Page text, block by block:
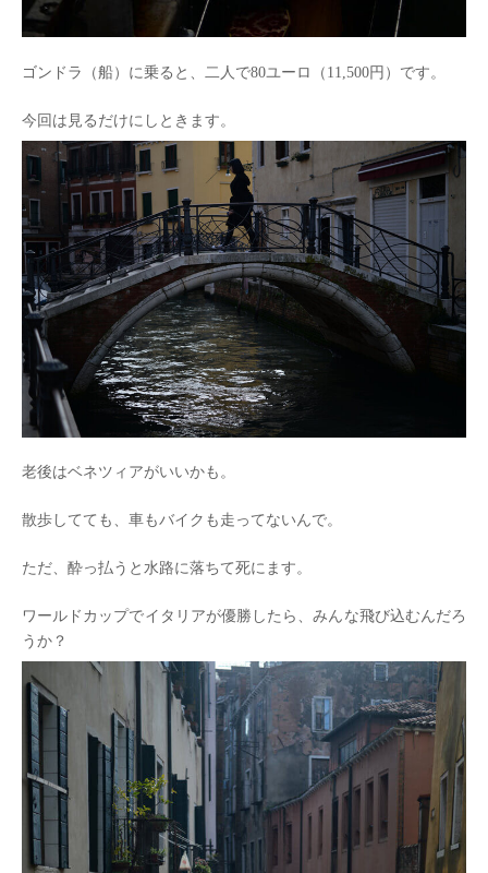
ゴンドラ（船）に乗ると、二人で80ユーロ（11,500円）です。
今回は見るだけにしときます。
老後はベネツィアがいいかも。
散歩してても、車もバイクも走ってないんで。
ただ、酔っ払うと水路に落ちて死にます。
ワールドカップでイタリアが優勝したら、みんな飛び込むんだろ
うか？